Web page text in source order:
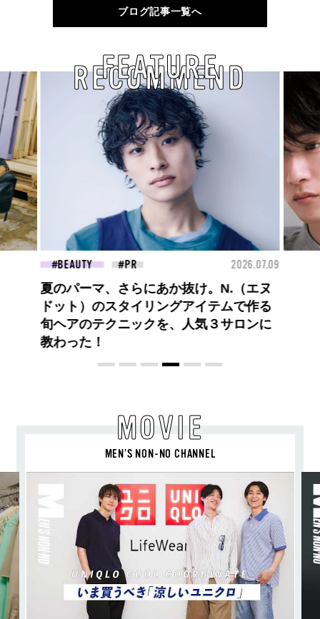
ブログ記事一覧へ
RECOMMEND
FEATURE
FASHION 2026.07.09
高橋璃央と、ジュエッテの出会い。夏の
定番、ピンクゴールドが印象的
な“SUMMER PINK”［meets Jouete!
Vol.12］
MOVIE
MEN’S NON-NO CHANNEL